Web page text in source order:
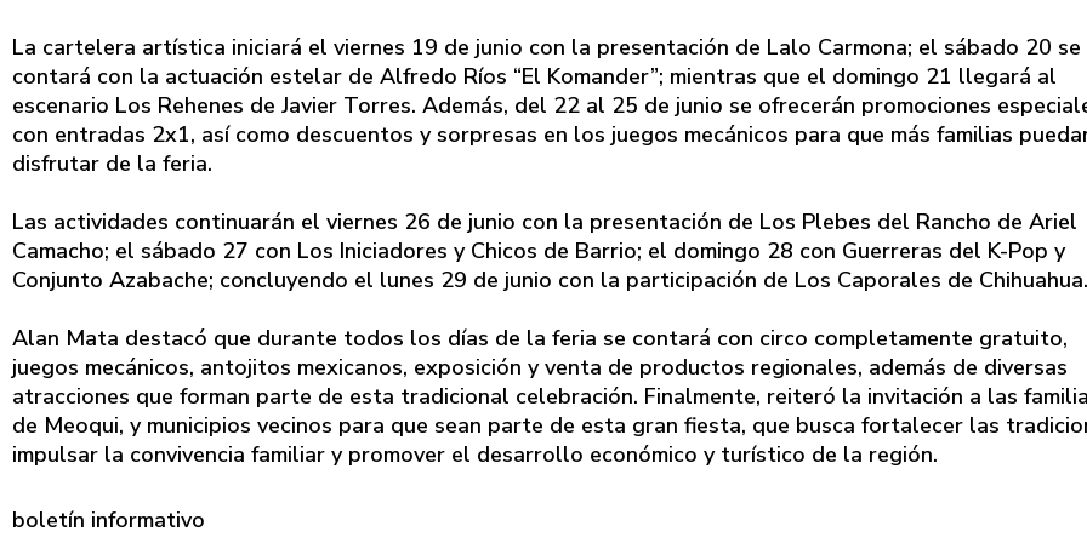
La cartelera artística iniciará el viernes 19 de junio con la presentación de Lalo Carmona; el sábado 20 se
contará con la actuación estelar de Alfredo Ríos “El Komander”; mientras que el domingo 21 llegará al
escenario Los Rehenes de Javier Torres. Además, del 22 al 25 de junio se ofrecerán promociones
con entradas 2x1, así como descuentos y sorpresas en los juegos mecánicos para que más familias
disfrutar de la feria.
Las actividades continuarán el viernes 26 de junio con la presentación de Los Plebes del Rancho de Ariel
Camacho; el sábado 27 con Los Iniciadores y Chicos de Barrio; el domingo 28 con Guerreras del K-Pop y
Conjunto Azabache; concluyendo el lunes 29 de junio con la participación de Los Caporales de Chihuahua.
Alan Mata destacó que durante todos los días de la feria se contará con circo completamente gratuito,
juegos mecánicos, antojitos mexicanos, exposición y venta de productos regionales, además de diversas
atracciones que forman parte de esta tradicional celebración. Finalmente, reiteró la invitación a las
de Meoqui, y municipios vecinos para que sean parte de esta gran fiesta, que busca fortalecer las
impulsar la convivencia familiar y promover el desarrollo económico y turístico de la región.
boletín informativo